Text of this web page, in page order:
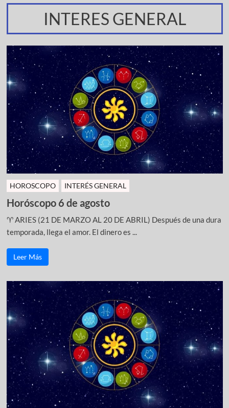
INTERES GENERAL
HOROSCOPO INTERÉS GENERAL
Horóscopo 6 de agosto
♈ ARIES (21 DE MARZO AL 20 DE ABRIL) Después de una dura
temporada, llega el amor. El dinero es ...
Leer Más